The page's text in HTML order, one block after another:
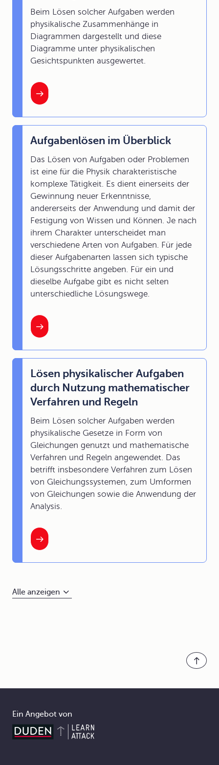
Beim Lösen solcher Aufgaben werden
physikalische Zusammenhänge in
Diagrammen dargestellt und diese
Diagramme unter physikalischen
Gesichtspunkten ausgewertet.
Aufgabenlösen im Überblick
Das Lösen von Aufgaben oder Problemen
ist eine für die Physik charakteristische
komplexe Tätigkeit. Es dient einerseits der
Gewinnung neuer Erkenntnisse,
andererseits der Anwendung und damit der
Festigung von Wissen und Können. Je nach
ihrem Charakter unterscheidet man
verschiedene Arten von Aufgaben. Für jede
dieser Aufgabenarten lassen sich typische
Lösungsschritte angeben. Für ein und
dieselbe Aufgabe gibt es nicht selten
unterschiedliche Lösungswege.
Lösen physikalischer Aufgaben
durch Nutzung mathematischer
Verfahren und Regeln
Beim Lösen solcher Aufgaben werden
physikalische Gesetze in Form von
Gleichungen genutzt und mathematische
Verfahren und Regeln angewendet. Das
betrifft insbesondere Verfahren zum Lösen
von Gleichungssystemen, zum Umformen
von Gleichungen sowie die Anwendung der
Analysis.
Alle anzeigen
Ein Angebot von